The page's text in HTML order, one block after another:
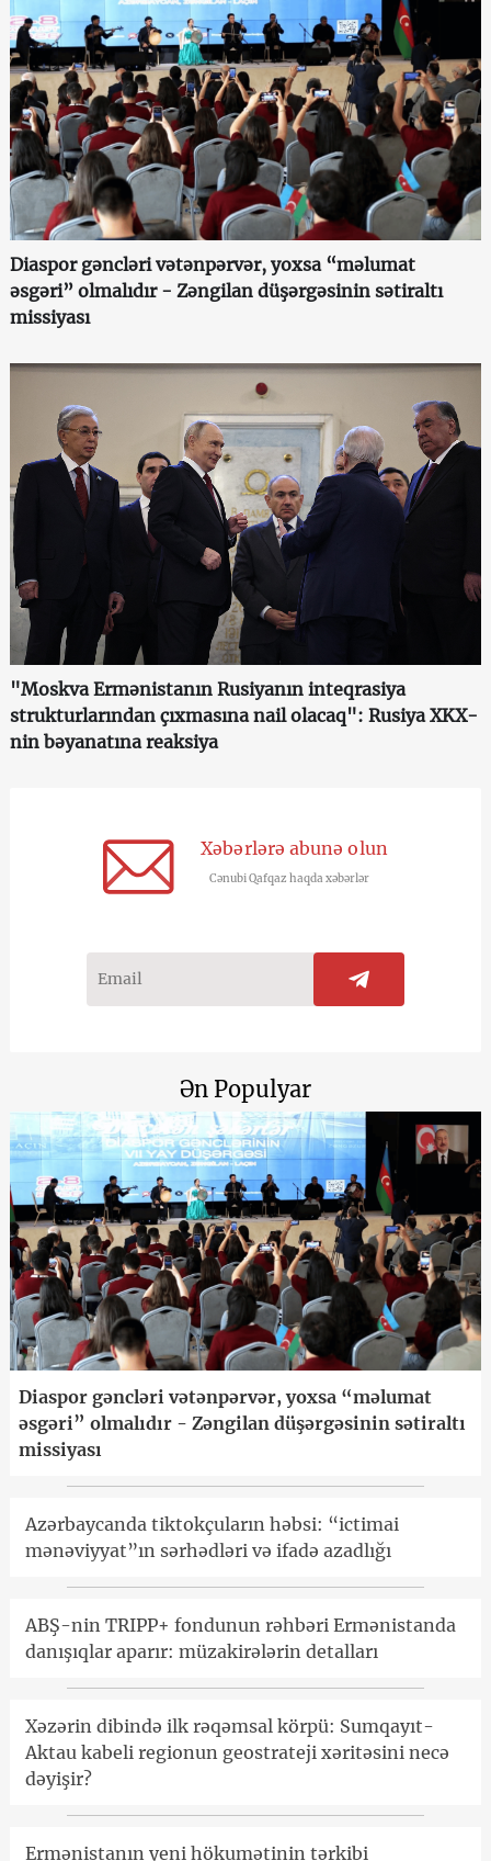
Diaspor gəncləri vətənpərvər, yoxsa “məlumat
əsgəri” olmalıdır - Zəngilan düşərgəsinin sətiraltı
missiyası
"Moskva Ermənistanın Rusiyanın inteqrasiya
strukturlarından çıxmasına nail olacaq": Rusiya XKX-
nin bəyanatına reaksiya
Xəbərlərə abunə olun
Cənubi Qafqaz haqda xəbərlər
Ən Populyar
Diaspor gəncləri vətənpərvər, yoxsa “məlumat
əsgəri” olmalıdır - Zəngilan düşərgəsinin sətiraltı
missiyası
Azərbaycanda tiktokçuların həbsi: “ictimai
mənəviyyat”ın sərhədləri və ifadə azadlığı
ABŞ-nin TRIPP+ fondunun rəhbəri Ermənistanda
danışıqlar aparır: müzakirələrin detalları
Xəzərin dibində ilk rəqəmsal körpü: Sumqayıt-
Aktau kabeli regionun geostrateji xəritəsini necə
dəyişir?
Ermənistanın yeni hökumətinin tərkibi